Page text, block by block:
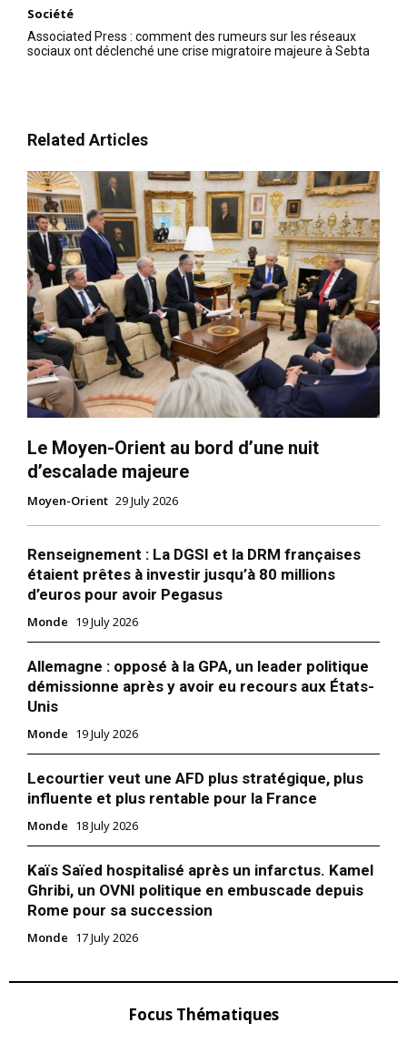
Société
Associated Press : comment des rumeurs sur les réseaux
sociaux ont déclenché une crise migratoire majeure à Sebta
Related Articles
Le Moyen-Orient au bord d’une nuit
d’escalade majeure
Moyen-Orient 29 July 2026
Renseignement : La DGSI et la DRM françaises
étaient prêtes à investir jusqu’à 80 millions
d’euros pour avoir Pegasus
Monde 19 July 2026
Allemagne : opposé à la GPA, un leader politique
démissionne après y avoir eu recours aux États-
Unis
Monde 19 July 2026
Lecourtier veut une AFD plus stratégique, plus
influente et plus rentable pour la France
Monde 18 July 2026
Kaïs Saïed hospitalisé après un infarctus. Kamel
Ghribi, un OVNI politique en embuscade depuis
Rome pour sa succession
Monde 17 July 2026
Focus Thématiques